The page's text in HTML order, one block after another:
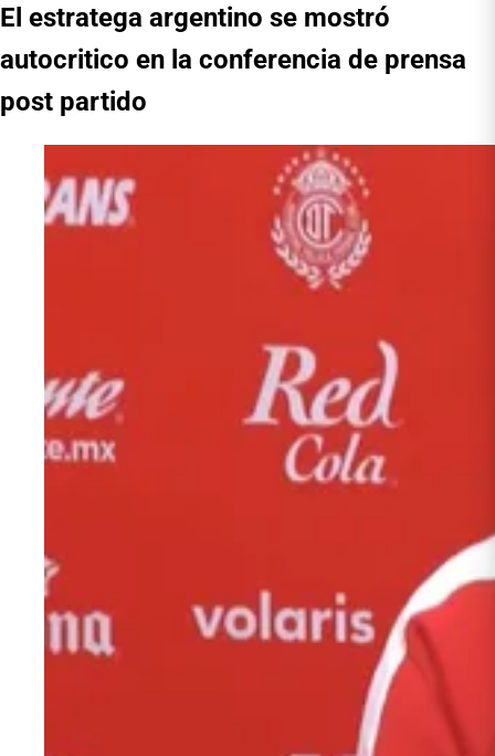
El estratega argentino se mostró
autocritico en la conferencia de prensa
post partido